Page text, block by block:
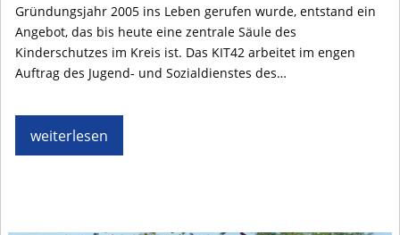
Gründungsjahr 2005 ins Leben gerufen wurde, entstand ein
Angebot, das bis heute eine zentrale Säule des
Kinderschutzes im Kreis ist. Das KIT42 arbeitet im engen
Auftrag des Jugend- und Sozialdienstes des…
weiterlesen